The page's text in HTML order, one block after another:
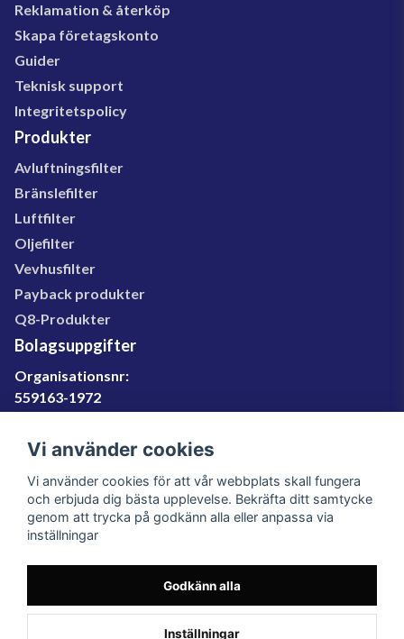
Reklamation & återköp
Skapa företagskonto
Guider
Teknisk support
Integritetspolicy
Produkter
Avluftningsfilter
Bränslefilter
Luftfilter
Oljefilter
Vevhusfilter
Payback produkter
Q8-Produkter
Bolagsuppgifter
Organisationsnr:
559163-1972
SE559163197201
060-566 800
info@filter.se
Organisationsnummer: 559163-1972
© 2023 Filter.se, All rights reserved.
Vi använder cookies
Vi använder cookies för att vår webbplats skall fungera
och erbjuda dig bästa upplevelse. Bekräfta ditt samtycke
genom att trycka på godkänn alla eller anpassa via
inställningar
Godkänn alla
Inställningar